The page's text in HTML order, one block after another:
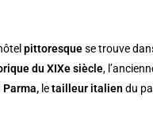
pittoresquese trouve
du XIXe siècle,
Parma, letailleur italien du